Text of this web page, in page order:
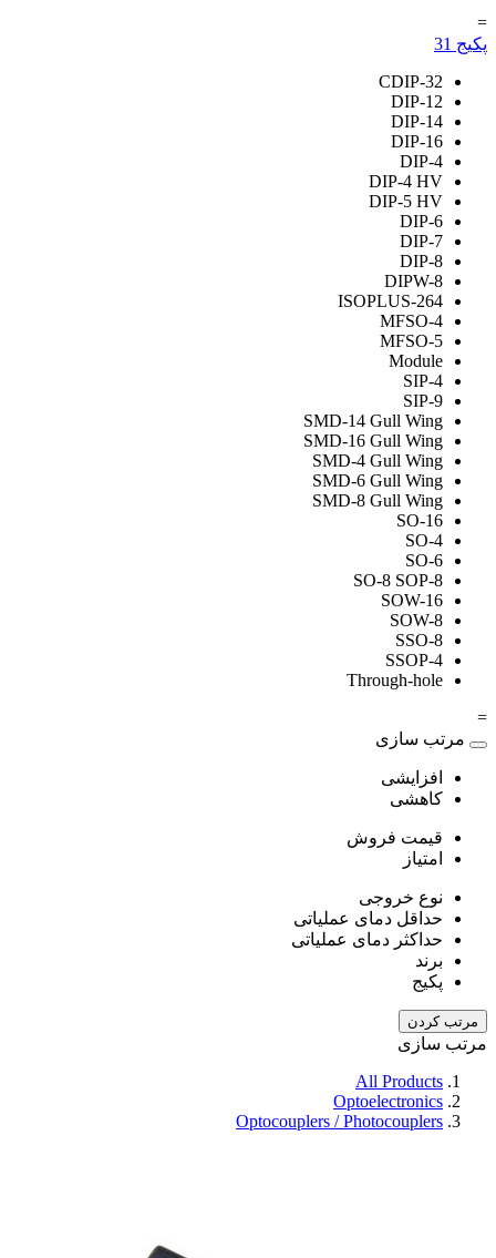
=
پکیج 31
CDIP-32
DIP-12
DIP-14
DIP-16
DIP-4
DIP-4 HV
DIP-5 HV
DIP-6
DIP-7
DIP-8
DIPW-8
ISOPLUS-264
MFSO-4
MFSO-5
Module
SIP-4
SIP-9
SMD-14 Gull Wing
SMD-16 Gull Wing
SMD-4 Gull Wing
SMD-6 Gull Wing
SMD-8 Gull Wing
SO-16
SO-4
SO-6
SO-8 SOP-8
SOW-16
SOW-8
SSO-8
SSOP-4
Through-hole
=
مرتب سازی
افزایشی
کاهشی
قیمت فروش
امتیاز
نوع خروجی
حداقل دمای عملیاتی
حداکثر دمای عملیاتی
برند
پکیج
مرتب کردن
مرتب سازی
All Products
Optoelectronics
Optocouplers / Photocouplers